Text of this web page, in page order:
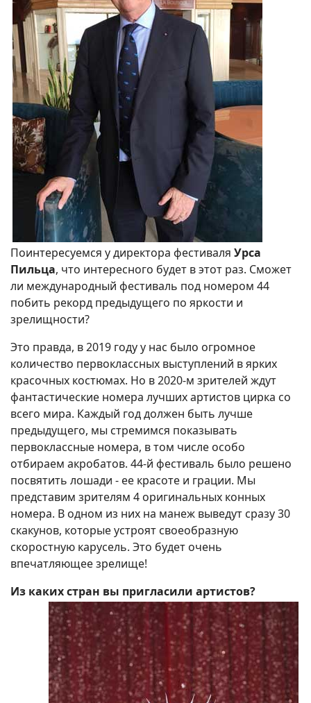
Поинтересуемся у директора фестиваля Урса
Пильца, что интересного будет в этот раз. Сможет
ли международный фестиваль под номером 44
побить рекорд предыдущего по яркости и
зрелищности?
Это правда, в 2019 году у нас было огромное
количество первоклассных выступлений в ярких
красочных костюмах. Но в 2020-м зрителей ждут
фантастические номера лучших артистов цирка со
всего мира. Каждый год должен быть лучше
предыдущего, мы стремимся показывать
первоклассные номера, в том числе особо
отбираем акробатов. 44-й фестиваль было решено
посвятить лошади - ее красоте и грации. Мы
представим зрителям 4 оригинальных конных
номера. В одном из них на манеж выведут сразу 30
скакунов, которые устроят своеобразную
скоростную карусель. Это будет очень
впечатляющее зрелище!
Из каких стран вы пригласили артистов?